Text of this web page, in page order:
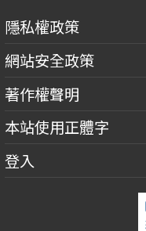
隱私權政策
網站安全政策
著作權聲明
本站使用正體字
登入